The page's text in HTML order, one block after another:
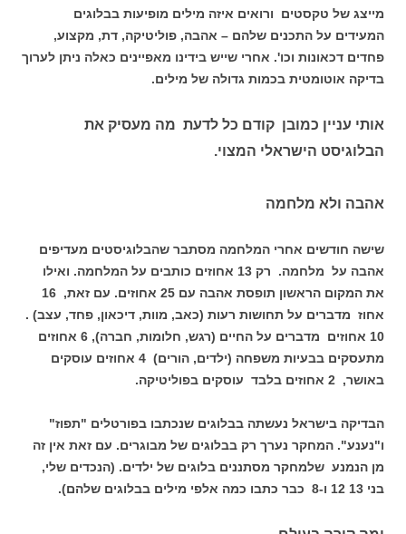
מייצג של טקסטים ורואים איזה מילים מופיעות בבלוגים
המעידים על התכנים שלהם – אהבה, פוליטיקה, דת, מקצוע,
פחדים דכאונות וכו'. אחרי שייש בידינו מאפיינים כאלה ניתן לערוך
בדיקה אוטומטית בכמות גדולה של מילים.
אותי עניין כמובן קודם כל לדעת מה מעסיק את
הבלוגיסט הישראלי המצוי.
אהבה ולא מלחמה
שישה חודשים אחרי המלחמה מסתבר שהבלוגיסטים מעדיפים
אהבה על מלחמה. רק 13 אחוזים כותבים על המלחמה. ואילו
את המקום הראשון תופסת אהבה עם 25 אחוזים. עם זאת, 16
אחוז מדברים על תחושות רעות (כאב, מוות, דיכאון, פחד, עצב) .
10 אחוזים מדברים על החיים (רגש, חלומות, חברה), 6 אחוזים
מתעסקים בבעיות משפחה (ילדים, הורים) 4 אחוזים עוסקים
באושר, 2 אחוזים בלבד עוסקים בפוליטיקה.
הבדיקה בישראל נעשתה בבלוגים שנכתבו בפורטלים "תפוז"
ו"נענע". המחקר נערך רק בבלוגים של מבוגרים. עם זאת אין זה
מן הנמנע שלמחקר מסתננים בלוגים של ילדים. (הנכדים שלי,
בני 13 12 ו-8 כבר כתבו כמה אלפי מילים בבלוגים שלהם).